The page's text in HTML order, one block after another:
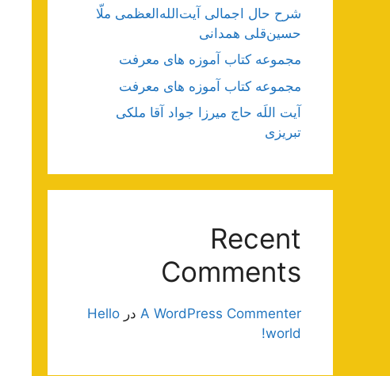
شرح حال اجمالی آیت‌الله‌العظمی ملّا
حسین‌قلی همدانی
مجموعه کتاب آموزه های معرفت
مجموعه کتاب آموزه های معرفت
آیت اللَه حاج میرزا جواد آقا ملکی
تبریزی
Recent
Comments
A WordPress Commenter در Hello
world!